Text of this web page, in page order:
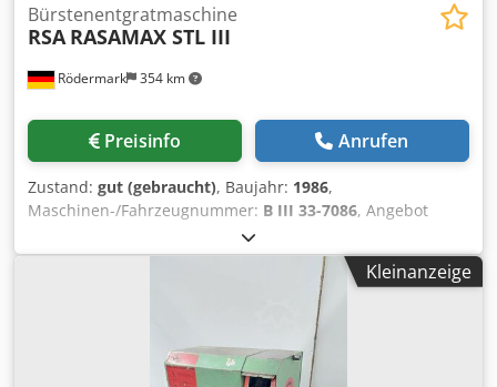
Rödermark 354 km
Bürstenentgratmaschine
RSA RASAMAX STL III
Preisinfo Anrufen
Zustand: gut (gebraucht), Baujahr: 1986,
Maschinen-/Fahrzeugnummer: B III 33-7086, Angebot
25440 Technische Daten: - Bürstendurchmesser 250 mm -
Bürstenbreite 60 mm - Scheibengeschwindigkeit 1500 /
3000 U/min - Antrieb 400 V / 1,0 / 1,4 kW Credpezrv Daefx
Abkjf - Arbeitshöhe 900 mm - Platzbedarf ca. B 650 x H
Kleinanzeige